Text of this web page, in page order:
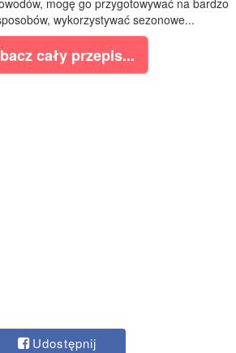
mogę go przygotowywać na bardzo
wykorzystywać sezonowe...
cały przepis...
Udostępnij